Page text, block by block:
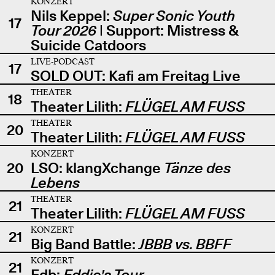
17 Nils Keppel: Super Sonic Youth
Tour 2026| Support: Mistress &
Suicide Catdoors
17
LIVE-PODCAST
SOLD OUT: Kafi am Freitag Live
18
THEATER
Theater Lilith: FLÜGEL AM FUSS
20
THEATER
Theater Lilith: FLÜGEL AM FUSS
20
KONZERT
LSO: klangXchange Tänze des
Lebens
21
THEATER
Theater Lilith: FLÜGEL AM FUSS
21
KONZERT
Big Band Battle:JBBB vs. BBFF
21
KONZERT